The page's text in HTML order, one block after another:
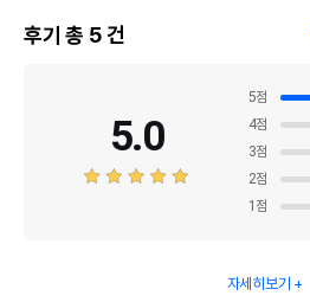
후기 총 5건
5.0
5점
4점
3점
2점
1 점
자세히보기